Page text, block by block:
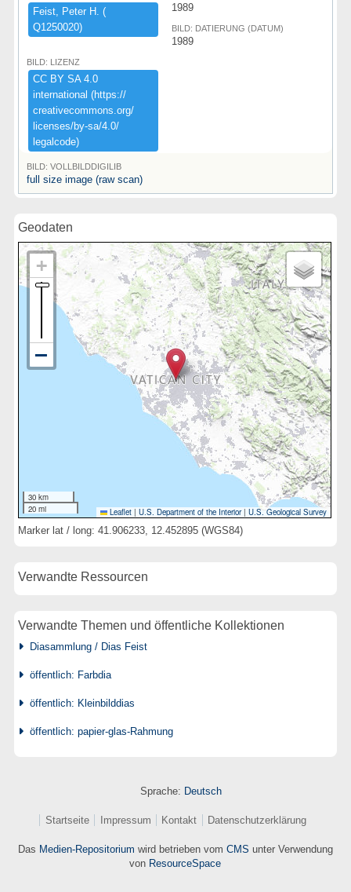
Feist,​ ​Peter ​H.​ ​(​
Q1250020)​
1989
BILD: DATIERUNG (DATUM)
1989
BILD: LIZENZ
CC ​BY ​SA ​4.​0 ​
international ​(​https:​/​/​
creativecommons.​org/​
licenses/​by-​sa/​4.​0/​
legalcode)​
BILD: VOLLBILDDIGILIB
full size image (raw scan)
Geodaten
30 km
20 mi
Leaflet | U.S. Department of the Interior|U.S. Geological Survey
Marker lat / long: 41.906233, 12.452895 (WGS84)
Verwandte Ressourcen
Verwandte Themen und öffentliche Kollektionen
Diasammlung / Dias Feist
öffentlich: Farbdia
öffentlich: Kleinbilddias
öffentlich: papier-glas-Rahmung
Sprache: Deutsch
Startseite Impressum Kontakt Datenschutzerklärung
Das Medien-Repositorium wird betrieben vom CMS unter Verwendung
von ResourceSpace